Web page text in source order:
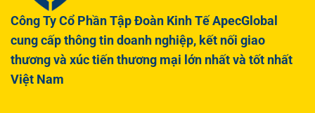
Công Ty Cổ Phần Tập Đoàn Kinh Tế ApecGlobal
cung cấp thông tin doanh nghiệp, kết nối giao
thương và xúc tiến thương mại lớn nhất và tốt nhất
Việt Nam